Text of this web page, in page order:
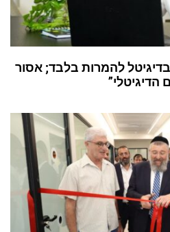
בדיגיטל להמרות בלבד; אסור